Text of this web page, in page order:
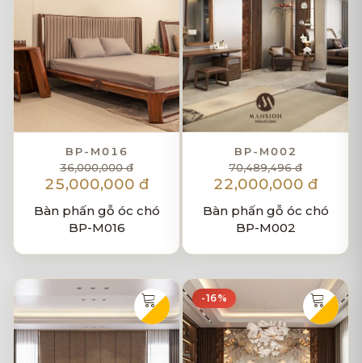
BP-M016
36,000,000 đ
25,000,000 đ
Bàn phấn gỗ óc chó
BP-M016
BP-M002
70,489,496 đ
22,000,000 đ
Bàn phấn gỗ óc chó
BP-M002
-16%